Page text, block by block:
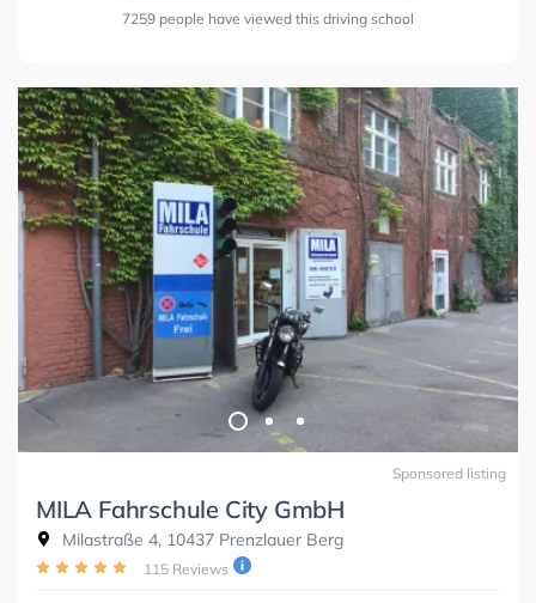
7259 people have viewed this driving school
Sponsored listing
MILA Fahrschule City GmbH
Milastraße 4, 10437 Prenzlauer Berg
115 Reviews